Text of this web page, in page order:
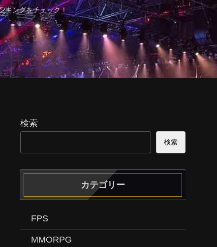
キングをチェック！
検索
検索
カテゴリー
FPS
MMORPG